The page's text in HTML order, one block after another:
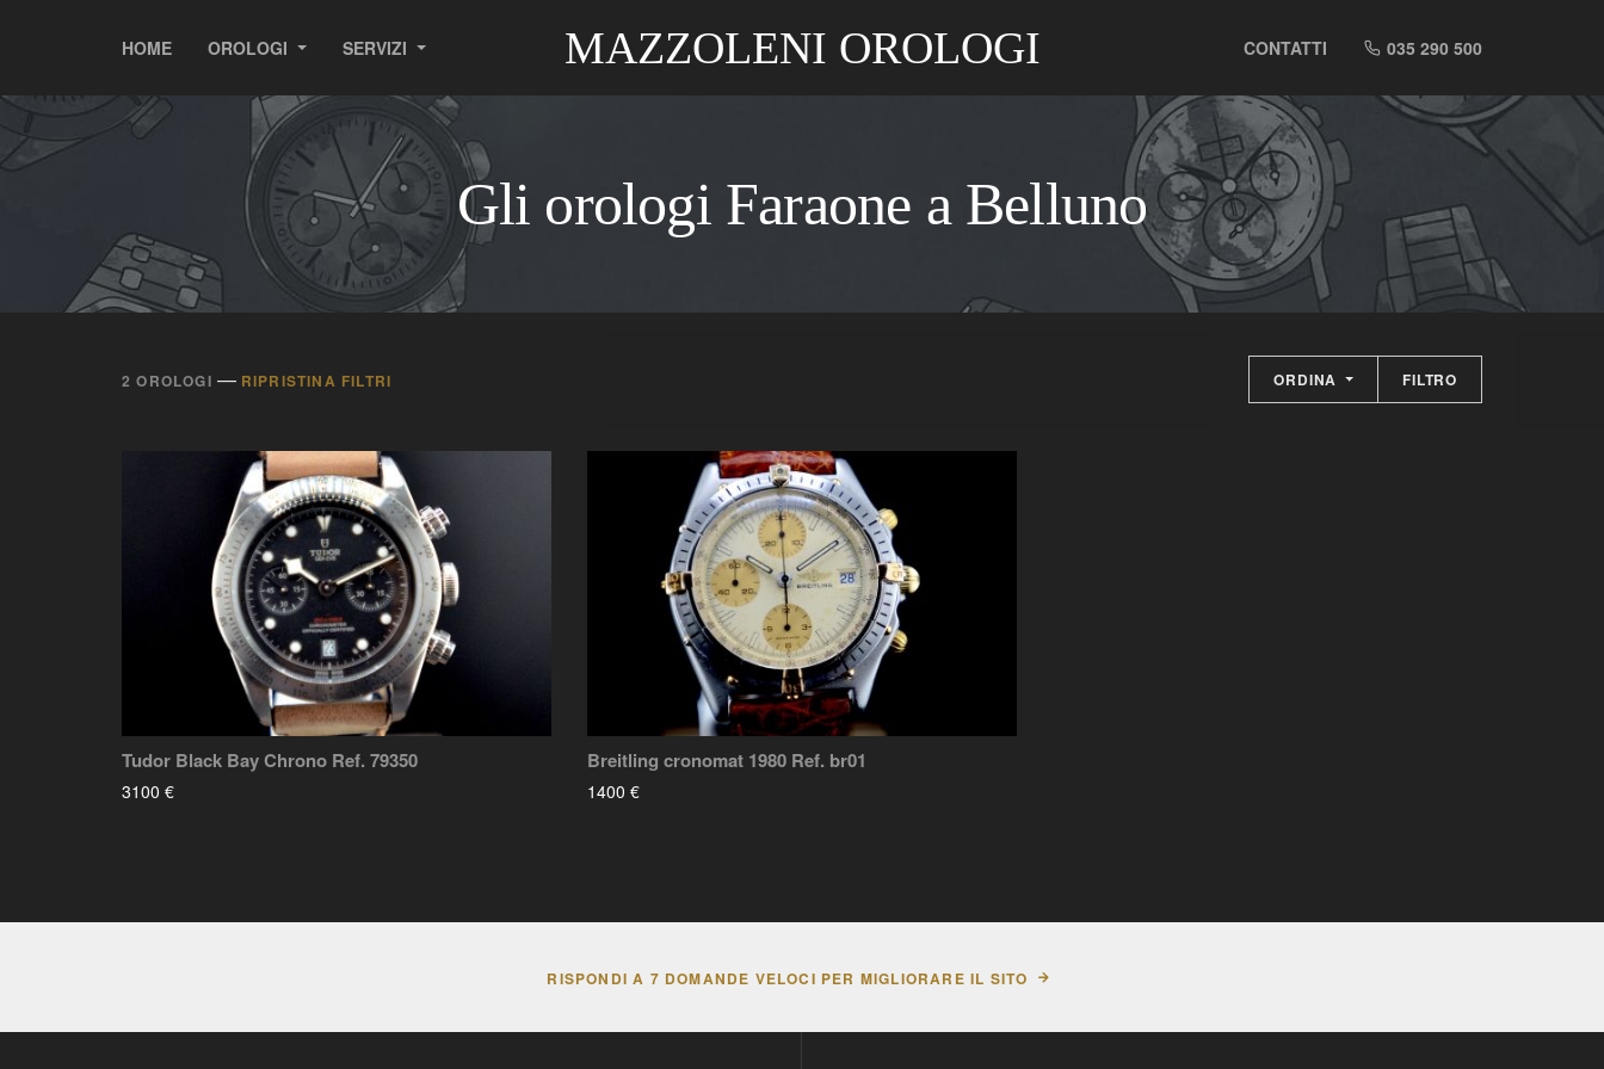
MAZZOLENI OROLOGI
HOME OROLOGI SERVIZI CONTATTI 035 290 500
Gli orologi Faraone a Belluno
2 OROLOGI — RIPRISTINA FILTRI ORDINA FILTRO
Tudor Black Bay Chrono Ref. 79350
3100 €
Breitling cronomat 1980 Ref. br01
1400 €
RISPONDI A 7 DOMANDE VELOCI PER MIGLIORARE IL SITO